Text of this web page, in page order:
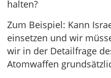
halten?
Zum Beispiel: Kann
einsetzen und wir
wir in der Detailfrage
Atomwaffen